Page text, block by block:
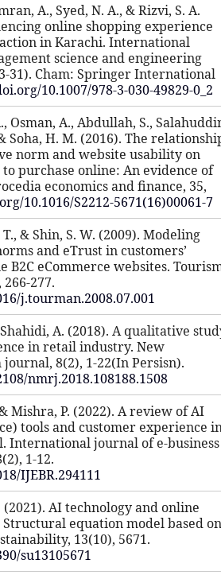
[24] Haidery, A., Kamran, A., Syed,
(2020). Factors influencing online
and customer satisfaction in
conference on management
management (pp. 13-31). Cham:
Publishing.https://doi.org/10.1007/
[25] Hasbullah, N. A., Osman, A.,
S. N., Ramlee, N. F., & Soha, H. M.
of attitude, subjective norm and
consumer intention to purchase
Malaysian youth. Procedia
493-502.https://doi.org/10.1016/
[26] Kim, H., Kim, T. T., & Shin, S.
roles of subjective norms and
acceptance of airline B2C
management, 30(2), 266-277.
https://doi.org/10.1016/
[27] Boudlaie, H., & Shahidi, A.
of customer experience in retail
marketing research journal, 8(2), 1-
https://doi.org/10.22108/
[28] Pillarisetty, R., & Mishra, P.
(artificial intelligence) tools and
online fashion retail. International
research (IJEBR), 18(2), 1-12.
https://doi.org/10.4018/IJEBR.294111
[29] Yin, J., & Qiu, X. (2021). AI
purchase intention: Structural
perceived value. Sustainability,
https://doi.org/10.3390/su13105671